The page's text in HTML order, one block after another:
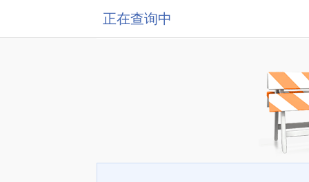
正在查询中